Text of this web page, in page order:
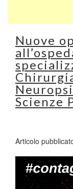
Nuove
Scienze
Articolo